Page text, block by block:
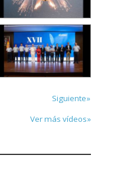
Siguiente»
Ver más vídeos»